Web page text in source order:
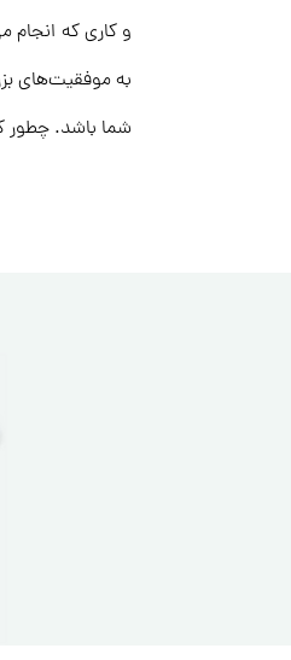
و کاری که انجام
به موفقیت‌های
شما باشد. چطور